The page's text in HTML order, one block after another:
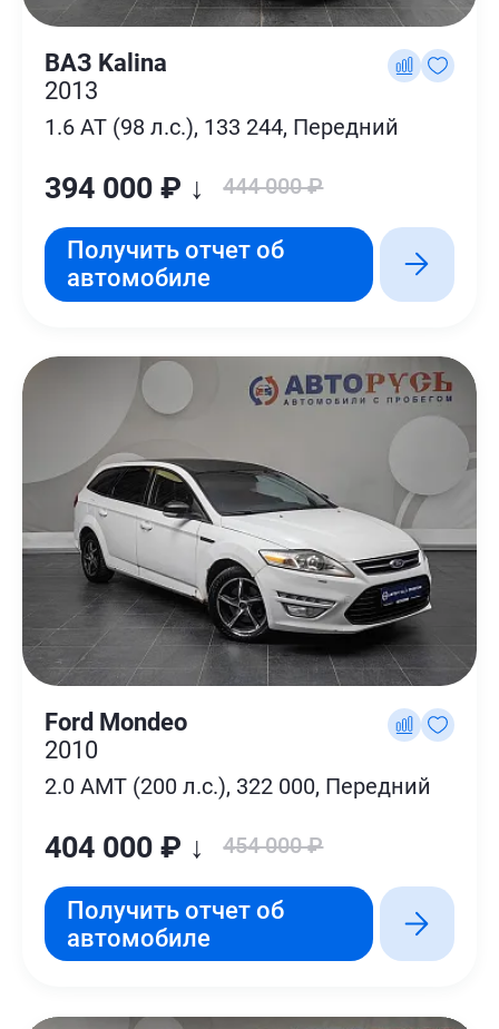
ВАЗ Kalina
2013
1.6 AT (98 л.с.), 133 244, Передний
394 000 ₽ ↓ 444 000 ₽
Получить отчет об
автомобиле
Ford Mondeo
2010
2.0 AMT (200 л.с.), 322 000, Передний
404 000 ₽ ↓ 454 000 ₽
Получить отчет об
автомобиле